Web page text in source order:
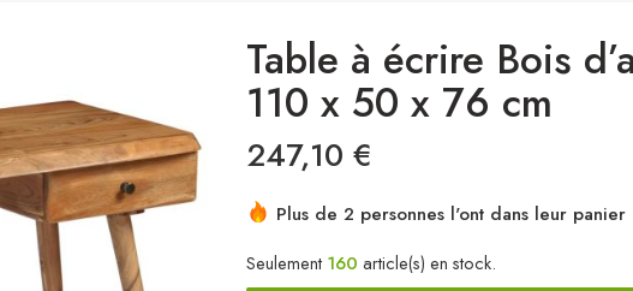
Table à écrire Bois
110 x 50 x 76 cm
247,10 €
Plus de 2 personnes l'ont dans leur panier
Seulement 160 article(s) en stock.